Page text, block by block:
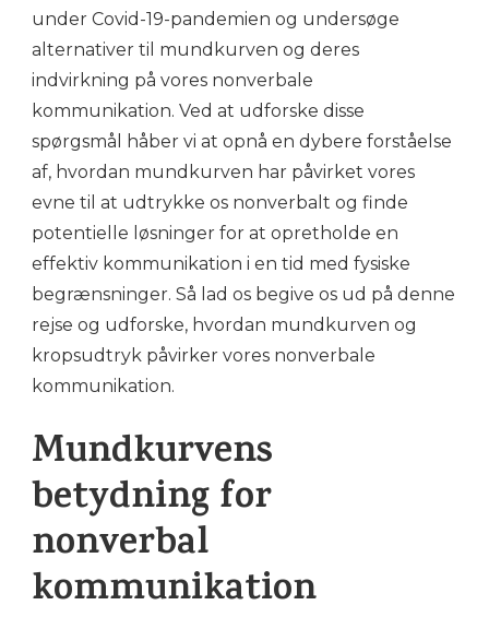
under Covid-19-pandemien og undersøge
alternativer til mundkurven og deres
indvirkning på vores nonverbale
kommunikation. Ved at udforske disse
spørgsmål håber vi at opnå en dybere forståelse
af, hvordan mundkurven har påvirket vores
evne til at udtrykke os nonverbalt og finde
potentielle løsninger for at opretholde en
effektiv kommunikation i en tid med fysiske
begrænsninger. Så lad os begive os ud på denne
rejse og udforske, hvordan mundkurven og
kropsudtryk påvirker vores nonverbale
kommunikation.
Mundkurvens
betydning for
nonverbal
kommunikation